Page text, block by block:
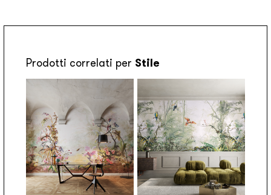
Prodotti correlati per Stile